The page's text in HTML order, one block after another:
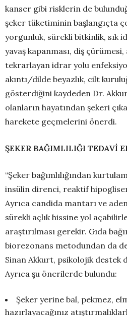
kanser gibi risklerin de
şeker tüketiminin başlangıçta
yorgunluk, sürekli bitkinlik, sık
yavaş kapanması, diş çürümesi,
tekrarlayan idrar yolu
akıntı/dilde beyazlık, cilt
gösterdiğini kaydeden Dr.
olanların hayatından şekeri
harekete geçmelerini önerdi.
ŞEKER BAĞIMLILIĞI TEDAVİ
“Şeker bağımlılığından
insülin direnci, reaktif
Ayrıca candida mantarı ve
sürekli açlık hissine yol
araştırılması gerekir. Gıda
biorezonans metodundan da
Sinan Akkurt, psikolojik destek
Ayrıca şu önerilerde bulundu:
Şeker yerine bal, pekmez,
hazırlayacağınız